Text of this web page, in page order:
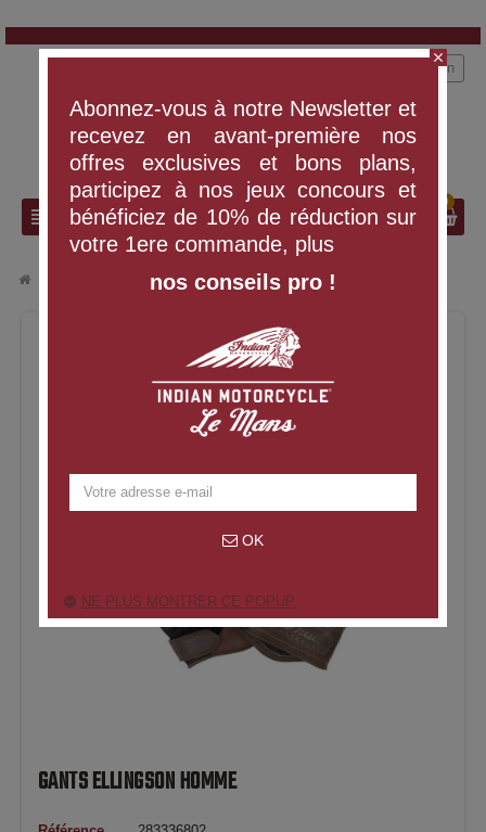
view_headline search
Connexion
0
VÊTEMENTS ET ÉQUIPEMENT chevron_right GANTS ELLINGSON HOMME
GANTS ELLINGSON HOMME
close
Abonnez-vous à notre Newsletter et
recevez en avant-première nos
offres exclusives et bons plans,
participez à nos jeux concours et
bénéficiez de 10% de réduction sur
votre 1ere commande, plus
nos conseils pro !
OK
NE PLUS MONTRER CE POPUP.